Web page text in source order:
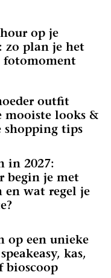
op je
zo plan je het
fotomoment
outfit
mooiste looks &
shopping tips
in 2027:
begin je met
en wat regel je
op een unieke
kas,
bioscoop